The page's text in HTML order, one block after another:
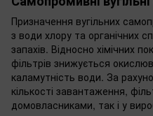
Призначення вугільних
з води хлору та органічних
запахів. Відносно хімічних
фільтрів знижується
каламутність води. За
кількості завантаження,
домовласниками, так і у